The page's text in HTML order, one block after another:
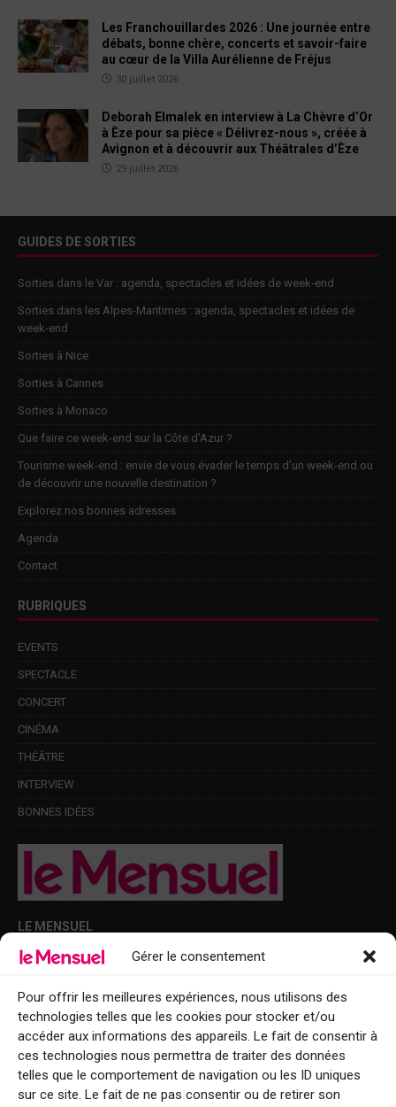
Gérer le consentement
Pour offrir les meilleures expériences, nous utilisons des
technologies telles que les cookies pour stocker et/ou
accéder aux informations des appareils. Le fait de consentir à
ces technologies nous permettra de traiter des données
telles que le comportement de navigation ou les ID uniques
sur ce site. Le fait de ne pas consentir ou de retirer son
Les Franchouillardes 2026 : Une journée entre
débats, bonne chère, concerts et savoir-faire
au cœur de la Villa Aurélienne de Fréjus
30 juillet 2026
Deborah Elmalek en interview à La Chèvre d’Or
à Èze pour sa pièce « Délivrez-nous », créée à
Avignon et à découvrir aux Théâtrales d’Èze
29 juillet 2026
GUIDES DE SORTIES
Sorties dans le Var : agenda, spectacles et idées de week-end
Sorties dans les Alpes-Maritimes : agenda, spectacles et idées de
week-end
Sorties à Nice
Sorties à Cannes
Sorties à Monaco
Que faire ce week-end sur la Côte d’Azur ?
Tourisme week-end : envie de vous évader le temps d’un week-end ou
de découvrir une nouvelle destination ?
Explorez nos bonnes adresses
Agenda
Contact
RUBRIQUES
EVENTS
SPECTACLE
CONCERT
CINÉMA
THÉÂTRE
INTERVIEW
BONNES IDÉES
LE MENSUEL
Points de diffusion Var et Alpes-Maritimes : oû trouver Le Mensuel ?
Le Mensuel en PDF : consultez le magazine en ligne
Qui sommes-nous ?
BFM Top Sorties
EVENT